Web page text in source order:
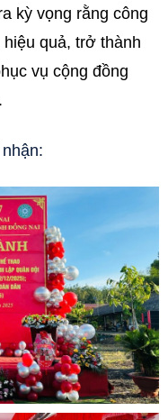
kỳ vọng rằng công
quả, trở thành
vụ cộng đồng